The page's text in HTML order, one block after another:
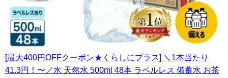
[最大400円OFFクーポン★くらしにプラス] ＼1本当たり
41.3円！〜／水 天然水 500ml 48本 ラベルレス 備蓄水 お茶